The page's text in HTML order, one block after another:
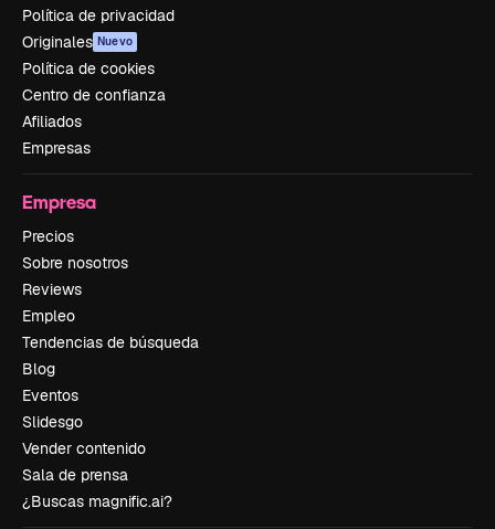
Política de privacidad
Originales Nuevo
Política de cookies
Centro de confianza
Afiliados
Empresas
Empresa
Precios
Sobre nosotros
Reviews
Empleo
Tendencias de búsqueda
Blog
Eventos
Slidesgo
Vender contenido
Sala de prensa
¿Buscas magnific.ai?